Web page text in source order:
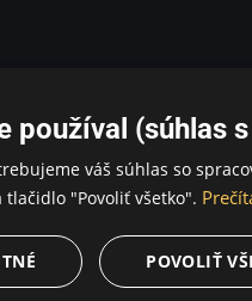
používal (súhlas
váš súhlas so
"Povoliť všetko".
POVOLIŤ